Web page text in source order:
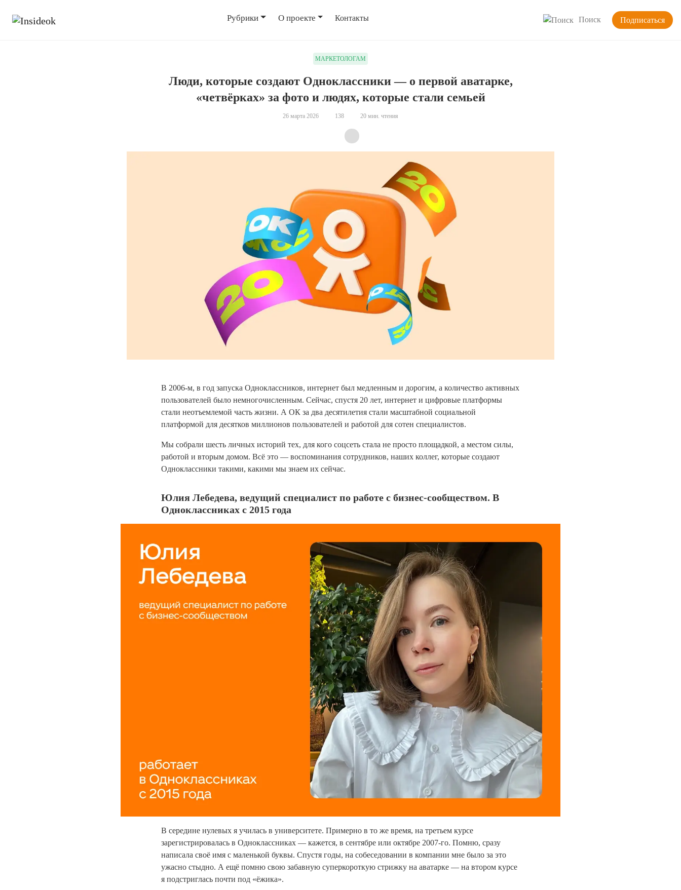
Рубрики О проекте Контакты Поиск Подписаться
МАРКЕТОЛОГАМ
Люди, которые создают Одноклассники — о первой аватарке,
«четвёрках» за фото и людях, которые стали семьей
26 марта 2026 138 20 мин. чтения
В 2006-м, в год запуска Одноклассников, интернет был медленным и дорогим, а количество активных
пользователей было немногочисленным. Сейчас, спустя 20 лет, интернет и цифровые платформы
стали неотъемлемой часть жизни. А ОК за два десятилетия стали масштабной социальной
платформой для десятков миллионов пользователей и работой для сотен специалистов.
Мы собрали шесть личных историй тех, для кого соцсеть стала не просто площадкой, а местом силы,
работой и вторым домом. Всё это — воспоминания сотрудников, наших коллег, которые создают
Одноклассники такими, какими мы знаем их сейчас.
Юлия Лебедева, ведущий специалист по работе с бизнес-сообществом. В
Одноклассниках с 2015 года
В середине нулевых я училась в университете. Примерно в то же время, на третьем курсе
зарегистрировалась в Одноклассниках — кажется, в сентябре или октябре 2007-го. Помню, сразу
написала своё имя с маленькой буквы. Спустя годы, на собеседовании в компании мне было за это
ужасно стыдно. А ещё помню свою забавную суперкороткую стрижку на аватарке — на втором курсе
я подстриглась почти под «ёжика».